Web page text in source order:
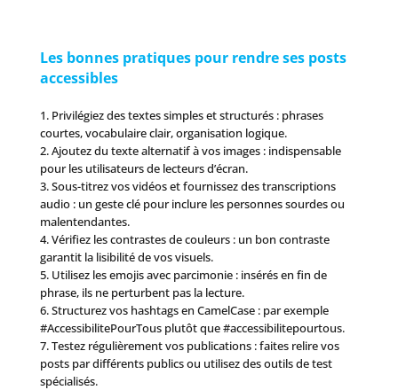
Les bonnes pratiques pour rendre ses posts
accessibles
1. Privilégiez des textes simples et structurés : phrases
courtes, vocabulaire clair, organisation logique.
2. Ajoutez du texte alternatif à vos images : indispensable
pour les utilisateurs de lecteurs d’écran.
3. Sous-titrez vos vidéos et fournissez des transcriptions
audio : un geste clé pour inclure les personnes sourdes ou
malentendantes.
4. Vérifiez les contrastes de couleurs : un bon contraste
garantit la lisibilité de vos visuels.
5. Utilisez les emojis avec parcimonie : insérés en fin de
phrase, ils ne perturbent pas la lecture.
6. Structurez vos hashtags en CamelCase : par exemple
#AccessibilitePourTous plutôt que #accessibilitepourtous.
7. Testez régulièrement vos publications : faites relire vos
posts par différents publics ou utilisez des outils de test
spécialisés.